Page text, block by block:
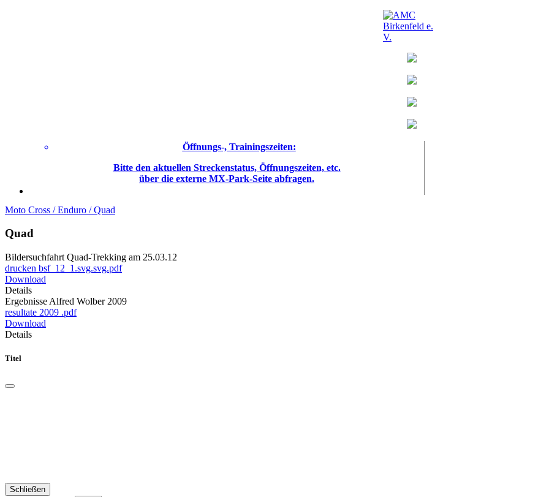
Öffnungs-, Trainingszeiten:
Bitte den aktuellen Streckenstatus, Öffnungszeiten, etc.
über die externe MX-Park-Seite abfragen.
Moto Cross / Enduro / Quad
Quad
Bildersuchfahrt Quad-Trekking am 25.03.12
drucken bsf_12_1.svg.svg.pdf
Download
Details
Ergebnisse Alfred Wolber 2009
resultate 2009 .pdf
Download
Details
Titel
Schließen